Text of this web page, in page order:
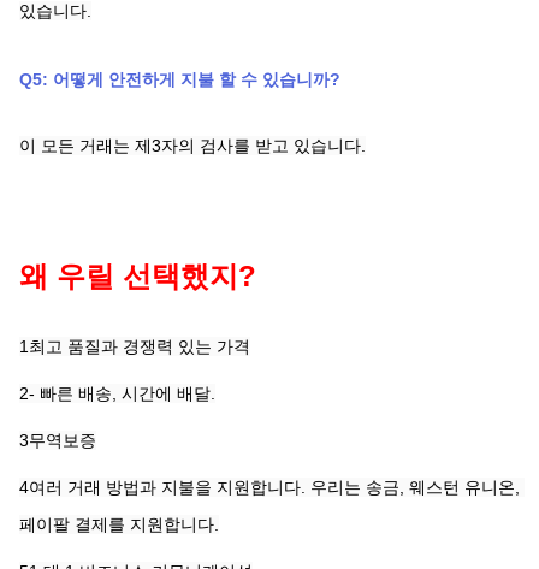
있습니다.
Q5: 어떻게 안전하게 지불 할 수 있습니까?
이 모든 거래는 제3자의 검사를 받고 있습니다.
왜 우릴 선택했지?
1최고 품질과 경쟁력 있는 가격
2- 빠른 배송, 시간에 배달.
3무역보증
4여러 거래 방법과 지불을 지원합니다. 우리는 송금, 웨스턴 유니온,
페이팔 결제를 지원합니다.